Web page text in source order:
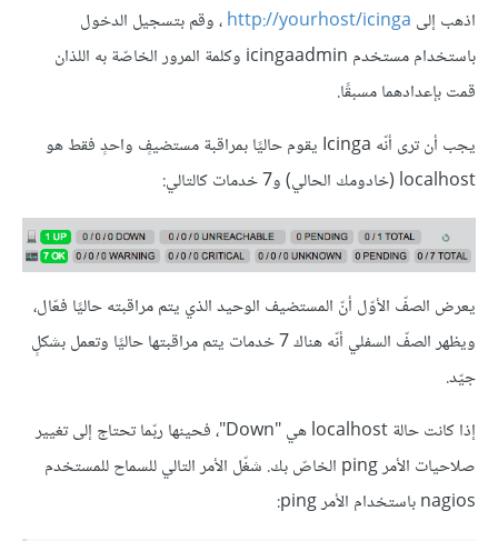
اذهب إلى http://yourhost/icinga، وقم بتسجيل الدخول
باستخدام مستخدم icingaadmin وكلمة المرور الخاصّة به اللذان
قمت بإعدادهما مسبقًا.
يجب أن ترى أنّه Icinga يقوم حاليًا بمراقبة مستضيفٍ واحدٍ فقط هو
localhost (خادومك الحالي) و7 خدمات كالتالي:
يعرض الصفّ الأوّل أنّ المستضيف الوحيد الذي يتم مراقبته حاليًا فعّال،
ويظهر الصفّ السفلي أنّه هناك 7 خدمات يتم مراقبتها حاليًا وتعمل بشكلٍ
جيّد.
إذا كانت حالة localhost هي "Down"، فحينها ربّما تحتاج إلى تغيير
صلاحيات الأمر ping الخاصّ بك. شغّل الأمر التالي للسماح للمستخدم
nagios باستخدام الأمر ping: